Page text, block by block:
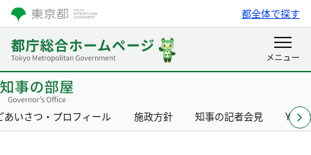
都全体で探す
あいさつ・プロフィール 施政方針 知事の記者会見